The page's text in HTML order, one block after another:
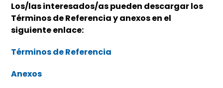
Los/las interesados/as pueden descargar los
Términos de Referencia y anexos en el
siguiente enlace:
Términos de Referencia
Anexos